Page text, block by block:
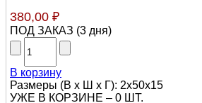
380,00 ₽
ПОД ЗАКАЗ (3 дня)
В корзину
Размеры (В х Ш х Г): 2х50х15
УЖЕ В КОРЗИНЕ – 0 ШТ.